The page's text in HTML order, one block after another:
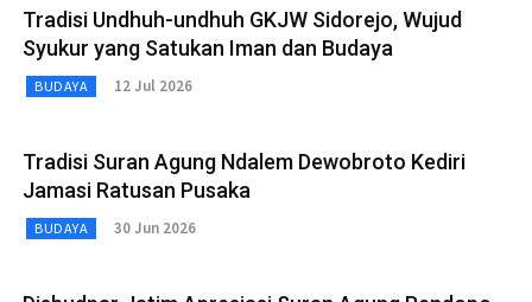
Tradisi Undhuh-undhuh GKJW Sidorejo, Wujud
Syukur yang Satukan Iman dan Budaya
BUDAYA 12 Jul 2026
Tradisi Suran Agung Ndalem Dewobroto Kediri
Jamasi Ratusan Pusaka
BUDAYA 30 Jun 2026